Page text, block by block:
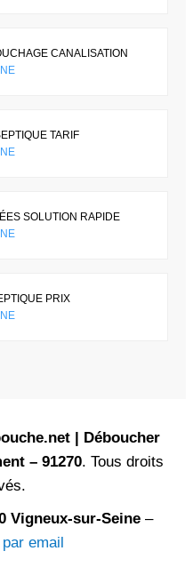
CANALISATION
TARIF
SOLUTION RAPIDE
PRIX
| Déboucher
– 91270. Tous droits
Vigneux-sur-Seine –
email